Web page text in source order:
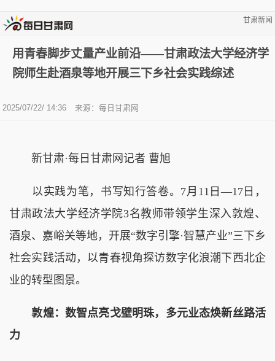
甘肃新闻
用青春脚步丈量产业前沿——甘肃政法大学经济学
院师生赴酒泉等地开展三下乡社会实践综述
2025/07/22/ 14:36 来源：每日甘肃网
新甘肃·每日甘肃网记者 曹旭
以实践为笔，书写知行答卷。7月11日—17日，
甘肃政法大学经济学院3名教师带领学生深入敦煌、
酒泉、嘉峪关等地，开展“数字引擎·智慧产业”三下乡
社会实践活动，以青春视角探访数字化浪潮下西北企
业的转型图景。
敦煌：数智点亮戈壁明珠，多元业态焕新丝路活
力